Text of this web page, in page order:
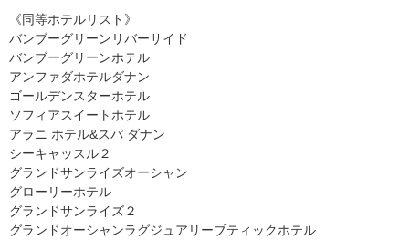
《同等ホテルリスト》
バンブーグリーンリバーサイド
バンブーグリーンホテル
アンファダホテルダナン
ゴールデンスターホテル
ソフィアスイートホテル
アラニ ホテル&スパ ダナン
シーキャッスル２
グランドサンライズオーシャン
グローリーホテル
グランドサンライズ２
グランドオーシャンラグジュアリーブティックホテル